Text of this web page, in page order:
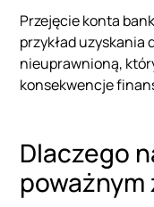
Przejęcie konta
przykład uzyskania
nieuprawnioną,
konsekwencje
Dlaczego
poważnym